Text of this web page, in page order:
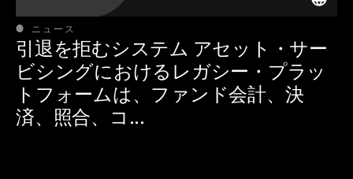
ニュース
引退を拒むシステム アセット・サー
ビシングにおけるレガシー・プラッ
トフォームは、ファンド会計、決
済、照合、コ...